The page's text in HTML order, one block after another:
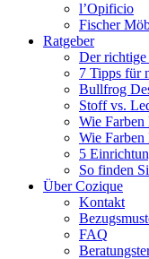
l’Opificio
Fischer
Ratgeber
Der richtige
7 Tipps für
Bullfrog
Stoff vs.
Wie Farben
Wie Farben
5
So finden
Über Cozique
Kontakt
FAQ